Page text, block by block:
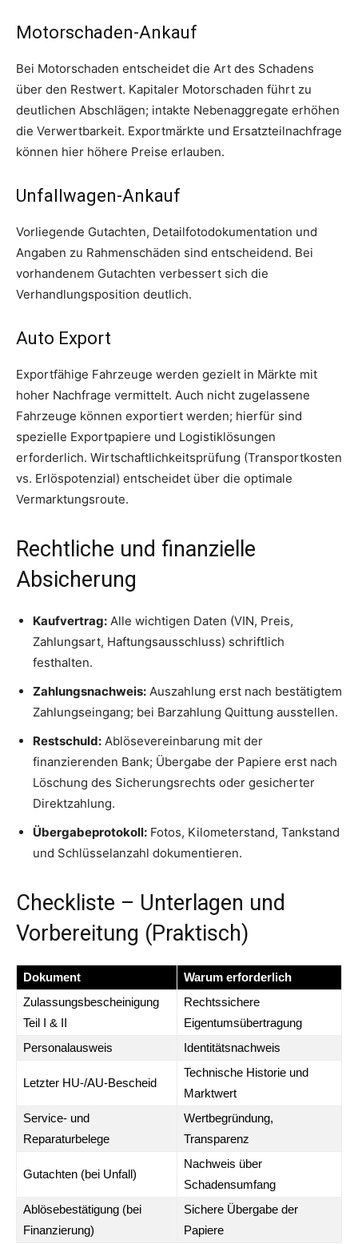
Motorschaden-Ankauf
Bei Motorschaden entscheidet die Art des Schadens
über den Restwert. Kapitaler Motorschaden führt zu
deutlichen Abschlägen; intakte Nebenaggregate erhöhen
die Verwertbarkeit. Exportmärkte und Ersatzteilnachfrage
können hier höhere Preise erlauben.
Unfallwagen-Ankauf
Vorliegende Gutachten, Detailfotodokumentation und
Angaben zu Rahmenschäden sind entscheidend. Bei
vorhandenem Gutachten verbessert sich die
Verhandlungsposition deutlich.
Auto Export
Exportfähige Fahrzeuge werden gezielt in Märkte mit
hoher Nachfrage vermittelt. Auch nicht zugelassene
Fahrzeuge können exportiert werden; hierfür sind
spezielle Exportpapiere und Logistiklösungen
erforderlich. Wirtschaftlichkeitsprüfung (Transportkosten
vs. Erlöspotenzial) entscheidet über die optimale
Vermarktungsroute.
Rechtliche und finanzielle
Absicherung
Kaufvertrag: Alle wichtigen Daten (VIN, Preis,
Zahlungsart, Haftungsausschluss) schriftlich
festhalten.
Zahlungsnachweis: Auszahlung erst nach bestätigtem
Zahlungseingang; bei Barzahlung Quittung ausstellen.
Restschuld: Ablösevereinbarung mit der
finanzierenden Bank; Übergabe der Papiere erst nach
Löschung des Sicherungsrechts oder gesicherter
Direktzahlung.
Übergabeprotokoll: Fotos, Kilometerstand, Tankstand
und Schlüsselanzahl dokumentieren.
Checkliste – Unterlagen und
Vorbereitung (Praktisch)
Dokument
Warum erforderlich
Zulassungsbescheinigung
Teil I & II
Rechtssichere
Eigentumsübertragung
Personalausweis
Identitätsnachweis
Letzter HU-/AU-Bescheid
Technische Historie und
Marktwert
Service- und
Reparaturbelege
Wertbegründung,
Transparenz
Gutachten (bei Unfall)
Nachweis über
Schadensumfang
Ablösebestätigung (bei
Finanzierung)
Sichere Übergabe der
Papiere